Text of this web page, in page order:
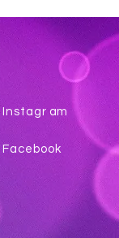
Instagr am
Facebook